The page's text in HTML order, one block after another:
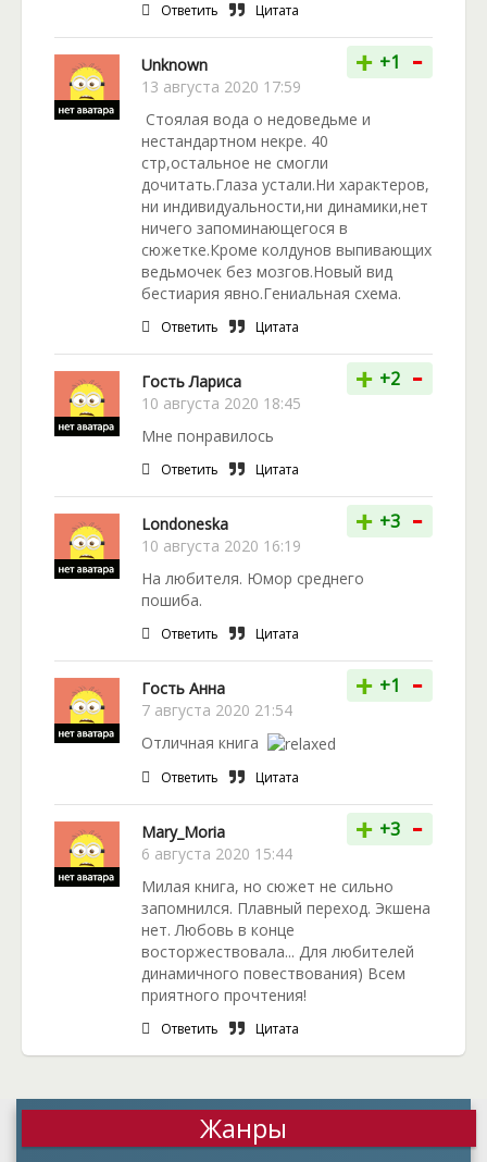
Ответить Цитата
Unknown
13 августа 2020 17:59
+ +1 -
Стоялая вода о недоведьме и
нестандартном некре. 40
стр,остальное не смогли
дочитать.Глаза устали.Ни характеров,
ни индивидуальности,ни динамики,нет
ничего запоминающегося в
сюжетке.Кроме колдунов выпивающих
ведьмочек без мозгов.Новый вид
бестиария явно.Гениальная схема.
Ответить Цитата
Гость Лариса
10 августа 2020 18:45
+ +2 -
Мне понравилось
Ответить Цитата
Londoneska
10 августа 2020 16:19
+ +3 -
На любителя. Юмор среднего
пошиба.
Ответить Цитата
Гость Анна
7 августа 2020 21:54
+ +1 -
Отличная книга
Ответить Цитата
Mary_Moria
6 августа 2020 15:44
+ +3 -
Милая книга, но сюжет не сильно
запомнился. Плавный переход. Экшена
нет. Любовь в конце
восторжествовала... Для любителей
динамичного повествования) Всем
приятного прочтения!
Ответить Цитата
Жанры